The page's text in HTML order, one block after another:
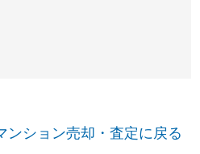
ンション売却・査定に戻る